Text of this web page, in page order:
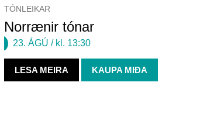
TÓNLEIKAR
Norrænir tónar
23. ÁGÚ / kl. 13:30
LESA MEIRA KAUPA MIÐA